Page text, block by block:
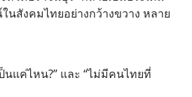
สังคมไทยอย่างกว้างขวาง หลาย
ป็นแค่ไหน?” และ “ไม่มีคนไทยที่